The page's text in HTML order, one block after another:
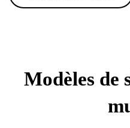
Modèles de